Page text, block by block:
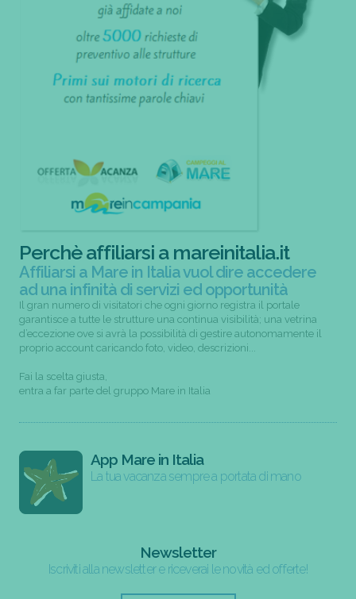
Perchè affiliarsi a mareinitalia.it
Affiliarsi a Mare in Italia vuol dire accedere
ad una infinità di servizi ed opportunità
Il gran numero di visitatori che ogni giorno registra il portale
garantisce a tutte le strutture una continua visibilità; una vetrina
d’eccezione ove si avrà la possibilità di gestire autonomamente il
proprio account caricando foto, video, descrizioni...
Fai la scelta giusta,
entra a far parte del gruppo Mare in Italia
App Mare in Italia
La tua vacanza sempre a portata di mano
Newsletter
Iscriviti alla newsletter e riceverai le novità ed offerte!